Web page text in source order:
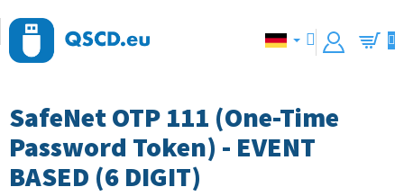
Inhalt
springen
SafeNet OTP 111 (One-Time
Password Token) - EVENT
BASED (6 DIGIT)